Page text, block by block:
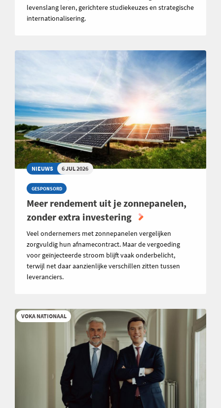
levenslang leren, gerichtere studiekeuzes en strategische
internationalisering.
NIEUWS 6 JUL 2026
GESPONSORD
Meer rendement uit je zonnepanelen,
zonder extra investering
Veel ondernemers met zonnepanelen vergelijken
zorgvuldig hun afnamecontract. Maar de vergoeding
voor geïnjecteerde stroom blijft vaak onderbelicht,
terwijl net daar aanzienlijke verschillen zitten tussen
leveranciers.
VOKA NATIONAAL